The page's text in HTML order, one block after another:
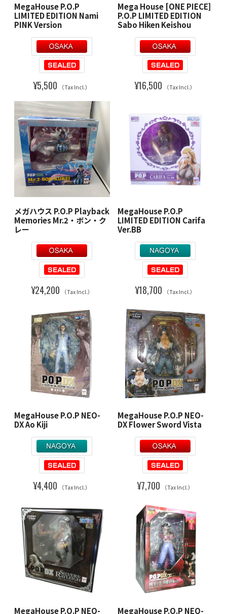
MegaHouse P.O.P
LIMITED EDITION Nami
PINK Version
¥5,500 （Tax Incl.）
Mega House [ONE PIECE]
P.O.P LIMITED EDITION
Sabo Hiken Keishou
¥16,500 （Tax Incl.）
メガハウス P.O.P Playback
Memories Mr.2・ボン・ク
レー
¥24,200 （Tax Incl.）
MegaHouse P.O.P
LIMITED EDITION Carifa
Ver.BB
¥18,700 （Tax Incl.）
MegaHouse P.O.P NEO-
DX Ao Kiji
¥4,400 （Tax Incl.）
MegaHouse P.O.P NEO-
DX Flower Sword Vista
¥7,700 （Tax Incl.）
MegaHouse P.O.P NEO- MegaHouse P.O.P NEO-